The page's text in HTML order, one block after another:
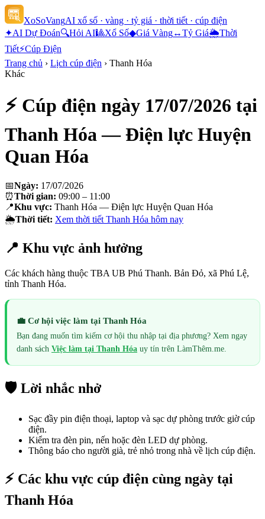
XoSoVangAI xổ số · vàng · tỷ giá · thời tiết · cúp điện
✦AI Dự Đoán🔍Hỏi AI🎱Xổ Số◆Giá Vàng↔Tỷ Giá🌦Thời
Tiết⚡Cúp Điện
Trang chủ › Lịch cúp điện › Thanh Hóa
Khác
⚡ Cúp điện ngày 17/07/2026 tại
Thanh Hóa — Điện lực Huyện
Quan Hóa
📅Ngày: 17/07/2026
⏰Thời gian: 09:00 – 11:00
📍Khu vực: Thanh Hóa — Điện lực Huyện Quan Hóa
🌦Thời tiết: Xem thời tiết Thanh Hóa hôm nay
📍 Khu vực ảnh hưởng
Các khách hàng thuộc TBA UB Phú Thanh. Bản Đỏ, xã Phú Lệ,
tỉnh Thanh Hóa.
💼 Cơ hội việc làm tại Thanh Hóa
Bạn đang muốn tìm kiếm cơ hội thu nhập tại địa phương? Xem ngay
danh sách Việc làm tại Thanh Hóa uy tín trên LàmThêm.me.
🛡️ Lời nhắc nhở
Sạc đầy pin điện thoại, laptop và sạc dự phòng trước giờ cúp
điện.
Kiểm tra đèn pin, nến hoặc đèn LED dự phòng.
Thông báo cho người già, trẻ nhỏ trong nhà về lịch cúp điện.
⚡ Các khu vực cúp điện cùng ngày tại
Thanh Hóa